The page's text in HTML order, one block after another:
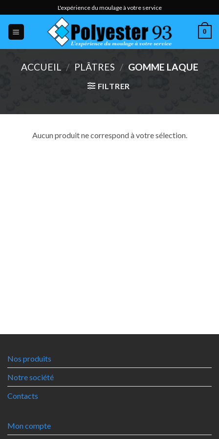
to
content
L'expérience du moulage à votre service
0
ACCUEIL / PLÂTRES / GOMME LAQUE
FILTRER
Aucun produit ne correspond à votre sélection.
Nos produits
Notre société
Contacts
Mon compte